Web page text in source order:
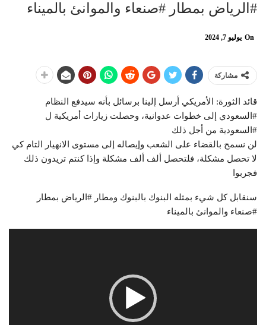
On يوليو 7, 2024
مشاركة
قائد الثورة: الأمريكي أرسل إلينا برسائل بأنه سيدفع النظام
‎#السعودي إلى خطوات عدوانية، وحصلت زيارات أمريكية ل
لن نسمح بالقضاء على الشعب وإيصاله إلى مستوى الانهيار التام كي
لا تحصل مشكلة، فلتحصل ألف ألف مشكلة وإذا كنتم تريدون ذلك
فجربوا
سنقابل كل شيء بمثله البنوك بالبنوك ومطار ‎#الرياض بمطار